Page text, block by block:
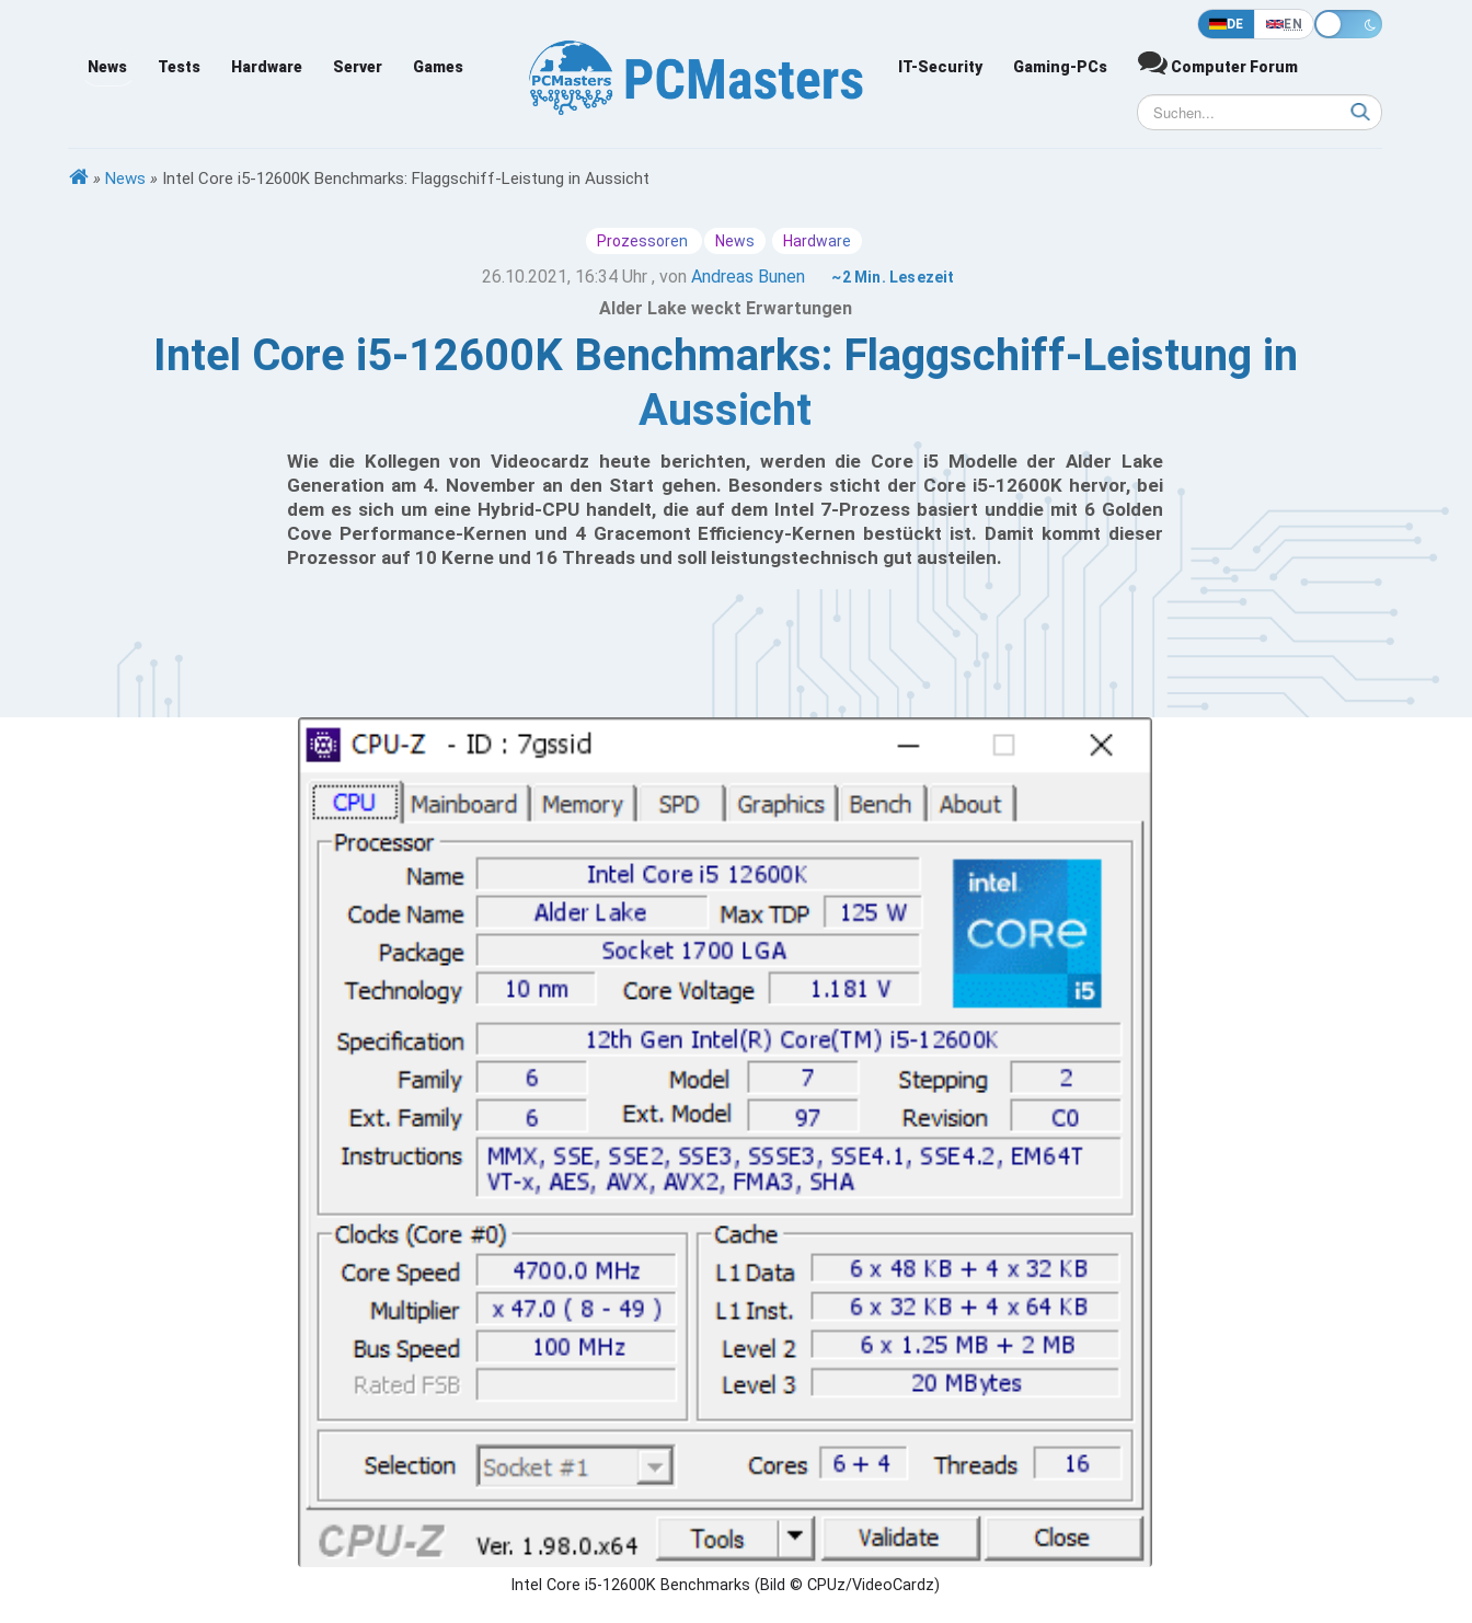
DE EN
News Tests Hardware Server Games IT-Security Gaming-PCs Computer Forum
» News » Intel Core i5-12600K Benchmarks: Flaggschiff-Leistung in Aussicht
Prozessoren News Hardware
26.10.2021, 16:34 Uhr , vonAndreas Bunen ~2 Min. Lesezeit
Alder Lake weckt Erwartungen
Intel Core i5-12600K Benchmarks: Flaggschiff-Leistung in
Aussicht
Wie die Kollegen von Videocardz heute berichten, werden die Core i5 Modelle der Alder Lake
Generation am 4. November an den Start gehen. Besonders sticht der Core i5-12600K hervor, bei
dem es sich um eine Hybrid-CPU handelt, die auf dem Intel 7-Prozess basiert unddie mit 6 Golden
Cove Performance-Kernen und 4 Gracemont Efficiency-Kernen bestückt ist. Damit kommt dieser
Prozessor auf 10 Kerne und 16 Threads und soll leistungstechnisch gut austeilen.
Intel Core i5-12600K Benchmarks (Bild © CPUz/VideoCardz)